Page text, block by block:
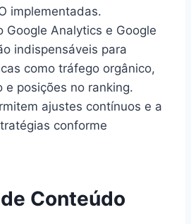
implementadas.
Google Analytics e Google
indispensáveis para
como tráfego orgânico,
e posições no ranking.
ajustes contínuos e a
conforme
Conteúdo